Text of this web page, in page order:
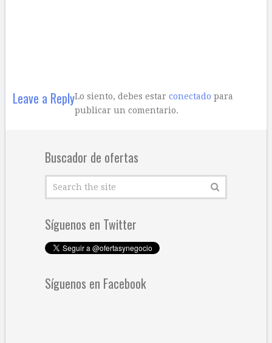
Leave a ReplyLo siento, debes estar conectado para
publicar un comentario.
Buscador de ofertas
Síguenos en Twitter
Síguenos en Facebook